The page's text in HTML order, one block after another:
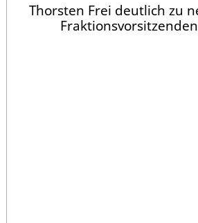
Thorsten Frei deutlich zu